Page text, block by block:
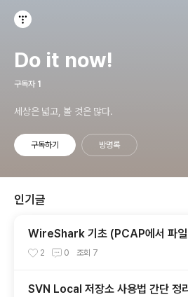
Do it now!
구독자 1
세상은 넓고, 볼 것은 많다.
구독하기 방명록
인기글
WireShark 기초 (PCAP에서 파일
2 0 조회 7
SVN Local 저장소 사용법 간단 정리